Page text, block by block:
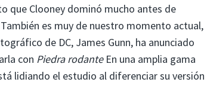
que Clooney dominó mucho antes de
es muy de nuestro momento actual,
de DC, James Gunn, ha anunciado
con Piedra rodanteEn una amplia gama
lidiando el estudio al diferenciar su versión